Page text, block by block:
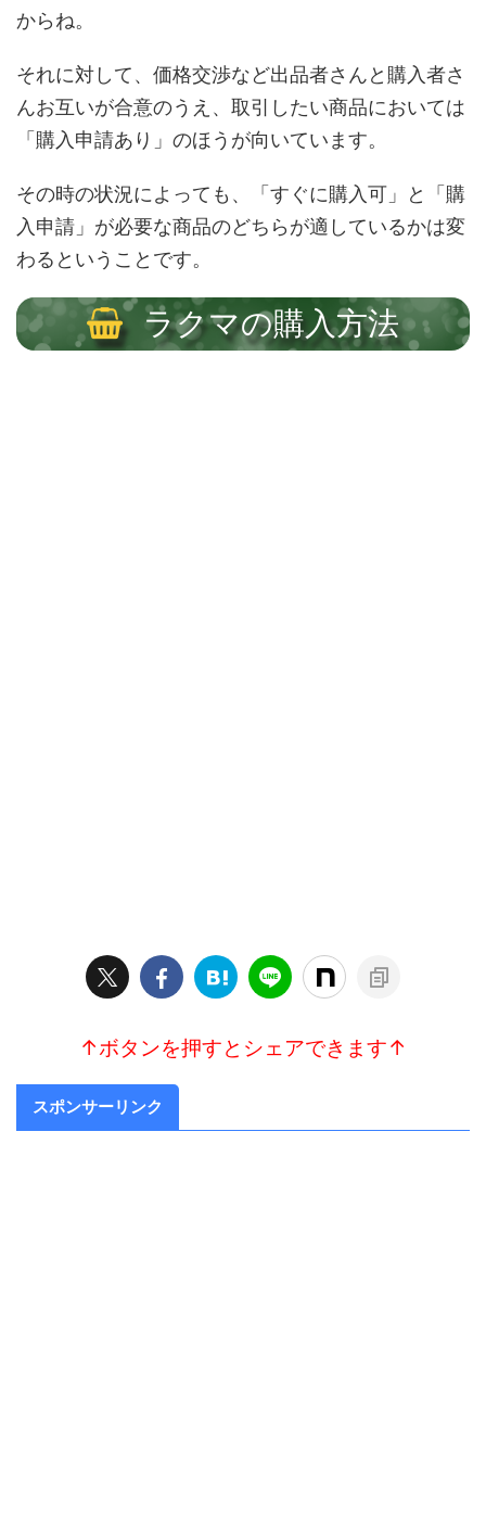
からね。
それに対して、価格交渉など出品者さんと購入者さ
んお互いが合意のうえ、取引したい商品においては
「購入申請あり」のほうが向いています。
その時の状況によっても、「すぐに購入可」と「購
入申請」が必要な商品のどちらが適しているかは変
わるということです。
ラクマの購入方法
↑ボタンを押すとシェアできます↑
スポンサーリンク